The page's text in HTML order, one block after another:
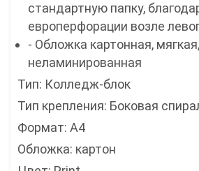
стандартную папку,
европерфорации возле
- Обложка картонная, мягкая,
неламинированная
Тип: Колледж-блок
Тип крепления: Боковая
Формат: А4
Обложка: картон